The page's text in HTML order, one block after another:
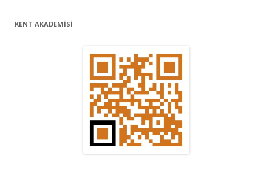
KENT AKADEMİSİ